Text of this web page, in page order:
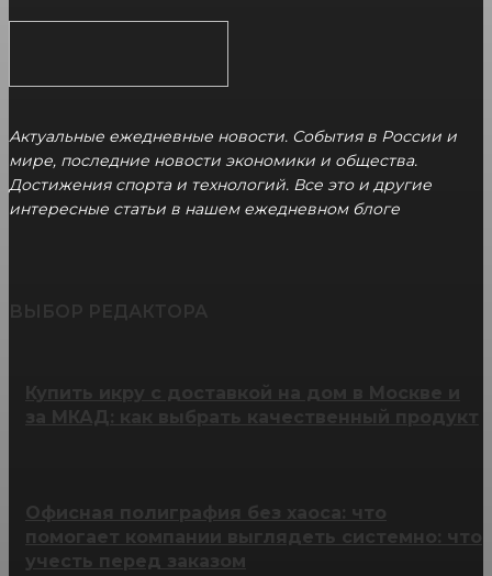
Актуальные ежедневные новости. События в России и
мире, последние новости экономики и общества.
Достижения спорта и технологий. Все это и другие
интересные статьи в нашем ежедневном блоге
Офисная полиграфия без хаоса: что
помогает компании выглядеть системно: что
учесть перед заказом